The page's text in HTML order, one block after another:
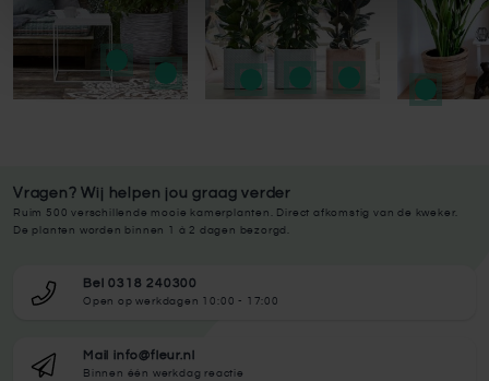
Vragen? Wij helpen jou graag verder
Ruim 500 verschillende mooie kamerplanten. Direct afkomstig van de kweker.
De planten worden binnen 1 à 2 dagen bezorgd.
Bel 0318 240300
Open op werkdagen 10:00 - 17:00
Mail info@fleur.nl
Binnen één werkdag reactie